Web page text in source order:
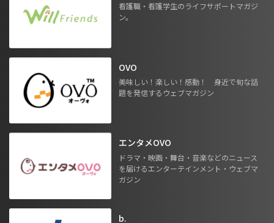
看護職・看護学生のライフサポートマガジ
ン。
OVO
美味しい！楽しい！感動！ 身近で旬な話
題を発信するウェブマガジン
エンタメOVO
ドラマ・映画・舞台・音楽などのニュース
を届けるエンターテインメント・ウェブマ
ガジン
b.